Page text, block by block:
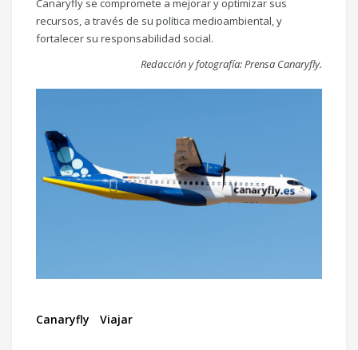
Canaryfly se compromete a mejorar y optimizar sus
recursos, a través de su política medioambiental, y
fortalecer su responsabilidad social.
Redacción y fotografía: Prensa Canaryfly.
Canaryfly Viajar